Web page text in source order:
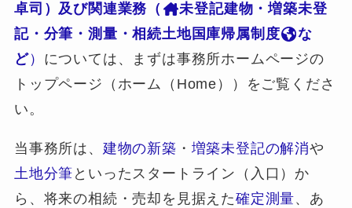
卓司）及び関連業務（
未登記建物・増築未登
記・分筆・測量・相続土地国庫帰属制度
な
ど） については、まずは事務所ホームページの
トップページ（ホーム（Home））をご覧くださ
い。
当事務所は、 建物の新築 ・ 増築未登記の解消や
土地分筆 といったスタートライン（入口）か
ら、将来の相続・売却を見据えた確定測量、あ